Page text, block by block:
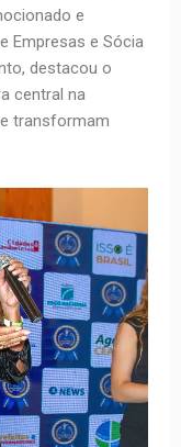
e
Empresas e Sócia
destacou o
central na
transformam